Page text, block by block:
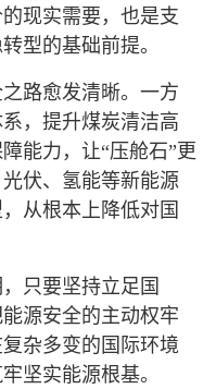
现实需要，也是支
型的基础前提。
路愈发清晰。一方
，提升煤炭清洁高
能力，让“压舱石”更
伏、氢能等新能源
从根本上降低对国
只要坚持立足国
源安全的主动权牢
杂多变的国际环境
坚实能源根基。